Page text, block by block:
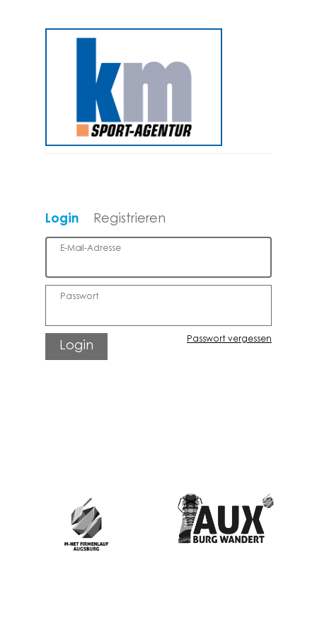
Login Registrieren
E-Mail-Adresse
Passwort
Login
Passwort vergessen